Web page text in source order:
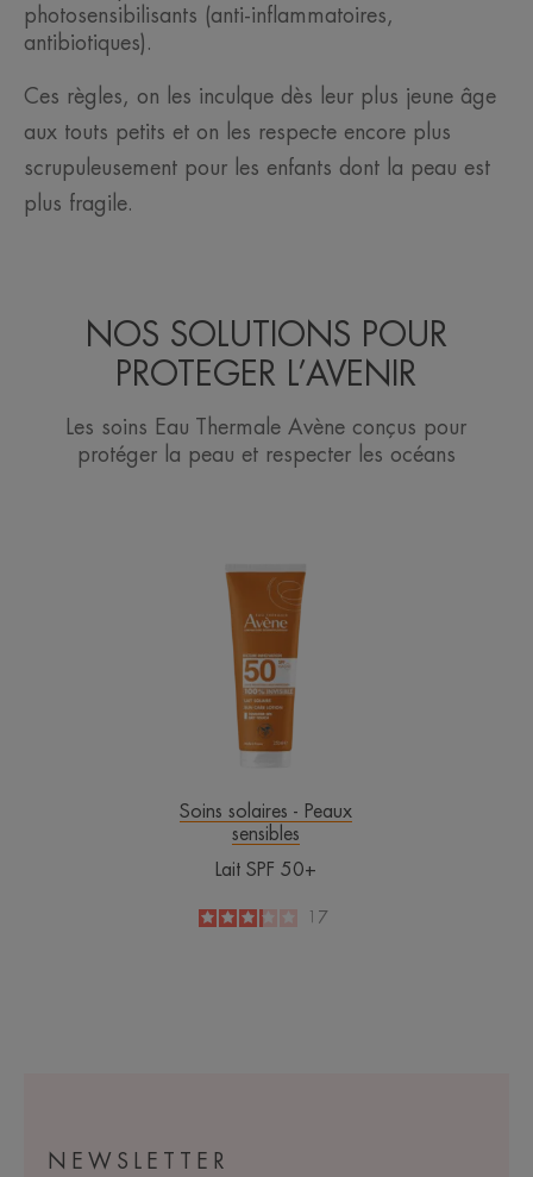
photosensibilisants (anti-inflammatoires,
antibiotiques).
Ces règles, on les inculque dès leur plus jeune âge
aux touts petits et on les respecte encore plus
scrupuleusement pour les enfants dont la peau est
plus fragile.
NOS SOLUTIONS POUR
PROTEGER L’AVENIR
Les soins Eau Thermale Avène conçus pour
protéger la peau et respecter les océans
SPF
50+
Soins solaires - Peaux
sensibles
Lait SPF 50+
3.2
17
NEWSLETTER